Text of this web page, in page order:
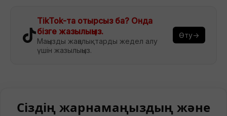
TikTok-та отырсыз ба? Онда
бізге жазылыңыз.
Маңызды жаңалықтарды жедел алу
үшін жазылыңыз.
Өту→
Сіздің жарнамаңыздың және